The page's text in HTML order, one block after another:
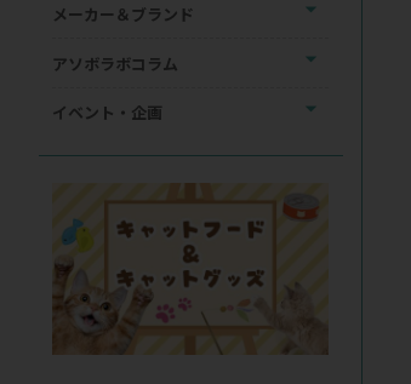
メーカー＆ブランド
アソボラボコラム
イベント・企画